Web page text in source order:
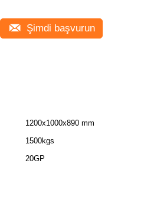
Şimdi başvurun
1200x1000x890 mm
1500kgs
20GP